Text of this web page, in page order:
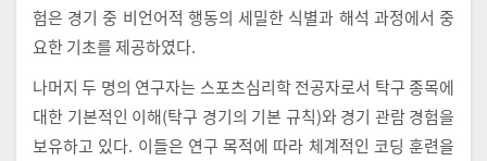
험은 경기 중 비언어적 행동의 세밀한 식별과 해석 과정에서 중
요한 기초를 제공하였다.
나머지 두 명의 연구자는 스포츠심리학 전공자로서 탁구 종목에
대한 기본적인 이해(탁구 경기의 기본 규칙)와 경기 관람 경험을
보유하고 있다. 이들은 연구 목적에 따라 체계적인 코딩 훈련을